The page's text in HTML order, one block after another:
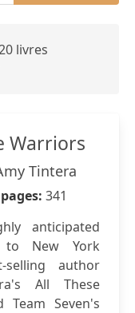
livres
Warriors
Tintera
341
anticipated
to New York
selling author
All These
Team Seven's